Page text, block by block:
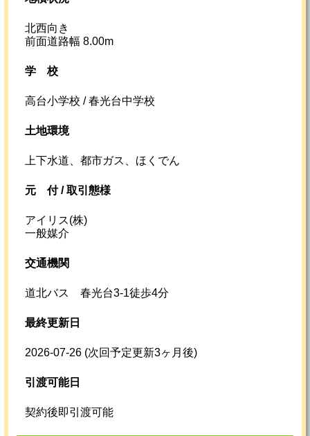
北西向き
前面道路幅 8.00m
学校
高台小学校 / 春光台中学校
土地環境
上下水道、都市ガス、ほくでん
元 付 /取引態様
アイリス(株)
一般媒介
交通機関
道北バス 春光台3-1徒歩4分
最終更新日
2026-07-26 (次回予定更新3ヶ月後)
引渡可能日
契約後即引渡可能